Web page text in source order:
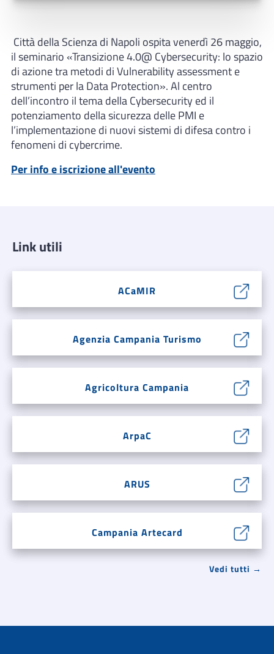
Città della Scienza di Napoli ospita venerdì 26 maggio,
il seminario «Transizione 4.0@ Cybersecurity: lo spazio
di azione tra metodi di Vulnerability assessment e
strumenti per la Data Protection». Al centro
dell’incontro il tema della Cybersecurity ed il
potenziamento della sicurezza delle PMI e
l’implementazione di nuovi sistemi di difesa contro i
fenomeni di cybercrime.
Per info e iscrizione all'evento
Link utili
ACaMIR
Agenzia Campania Turismo
Agricoltura Campania
ArpaC
ARUS
Campania Artecard
Vedi tutti →